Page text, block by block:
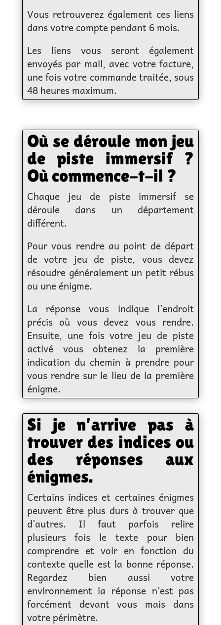
Vous retrouverez également ces liens
dans votre compte pendant 6 mois.
Les liens vous seront également
envoyés par mail, avec votre facture,
une fois votre commande traitée, sous
48 heures maximum.
Où se déroule mon jeu
de piste immersif ?
Où commence-t-il ?
Chaque jeu de piste immersif se
déroule dans un département
différent.
Pour vous rendre au point de départ
de votre jeu de piste, vous devez
résoudre généralement un petit rébus
ou une énigme.
La réponse vous indique l’endroit
précis où vous devez vous rendre.
Ensuite, une fois votre jeu de piste
activé vous obtenez la première
indication du chemin à prendre pour
vous rendre sur le lieu de la première
énigme.
Si je n’arrive pas à
trouver des indices ou
des réponses aux
énigmes.
Certains indices et certaines énigmes
peuvent être plus durs à trouver que
d’autres. Il faut parfois relire
plusieurs fois le texte pour bien
comprendre et voir en fonction du
contexte quelle est la bonne réponse.
Regardez bien aussi votre
environnement la réponse n’est pas
forcément devant vous mais dans
votre périmètre.